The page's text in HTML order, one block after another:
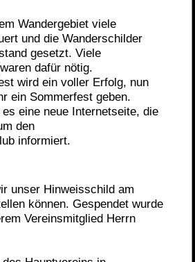
Wandergebiet viele
und die Wanderschilder
gesetzt. Viele
dafür nötig.
wird ein voller Erfolg, nun
ein Sommerfest geben.
eine neue Internetseite, die
den
informiert.
unser Hinweisschild am
können. Gespendet wurde
Vereinsmitglied Herrn